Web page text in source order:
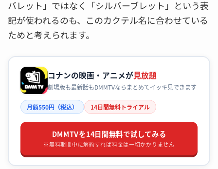
バレット」ではなく「シルバーブレット」という表
記が使われるのも、このカクテル名に合わせている
ためと考えられます。
コナンの映画・アニメが見放題
劇場版も最新話もDMMTVならまとめてイッキ見できます
月額550円（税込） 14日間無料トライアル
DMMTVを14日間無料で試してみる
※無料期間中に解約すれば料金は一切かかりません